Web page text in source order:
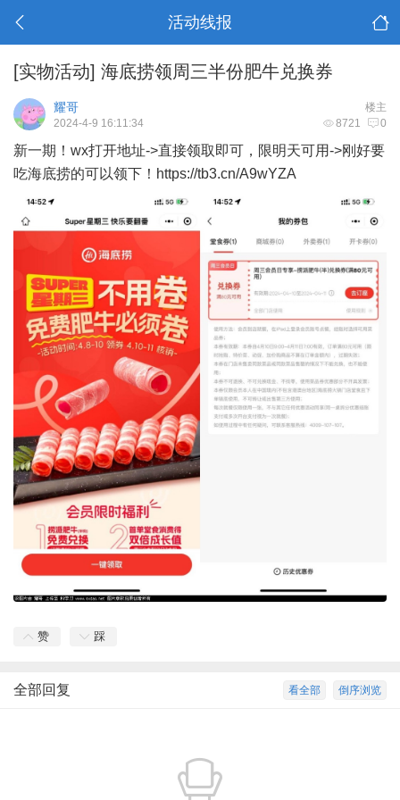
活动线报
[实物活动] 海底捞领周三半份肥牛兑换券
楼主
耀哥
8721 0
2024-4-9 16:11:34
新一期！wx打开地址->直接领取即可，限明天可用->刚好要
吃海底捞的可以领下！https://tb3.cn/A9wYZA
赞 踩
倒序浏览
看全部
全部回复